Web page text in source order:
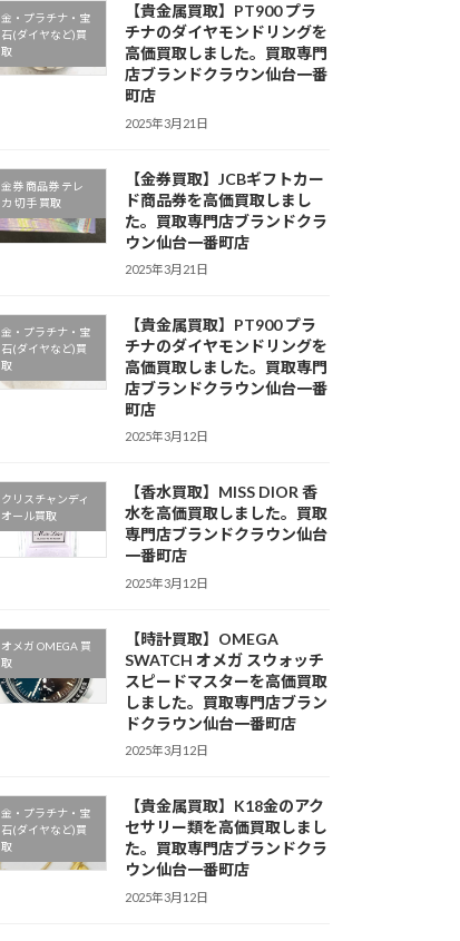
金・プラチナ・宝
石(ダイヤなど)買
取
【貴金属買取】PT900 プラ
チナのダイヤモンドリングを
高価買取しました。買取専門
店ブランドクラウン仙台一番
町店
2025年3月21日
金券 商品券 テレ
カ 切手 買取
【金券買取】JCBギフトカー
ド商品券を高価買取しまし
た。買取専門店ブランドクラ
ウン仙台一番町店
2025年3月21日
金・プラチナ・宝
石(ダイヤなど)買
取
【貴金属買取】PT900 プラ
チナのダイヤモンドリングを
高価買取しました。買取専門
店ブランドクラウン仙台一番
町店
2025年3月12日
クリスチャンディ
オール買取
【香水買取】MISS DIOR 香
水を高価買取しました。買取
専門店ブランドクラウン仙台
一番町店
2025年3月12日
オメガ OMEGA 買
取
【時計買取】OMEGA
SWATCH オメガ スウォッチ
スピードマスターを高価買取
しました。買取専門店ブラン
ドクラウン仙台一番町店
2025年3月12日
金・プラチナ・宝
石(ダイヤなど)買
取
【貴金属買取】K18金のアク
セサリー類を高価買取しまし
た。買取専門店ブランドクラ
ウン仙台一番町店
2025年3月12日